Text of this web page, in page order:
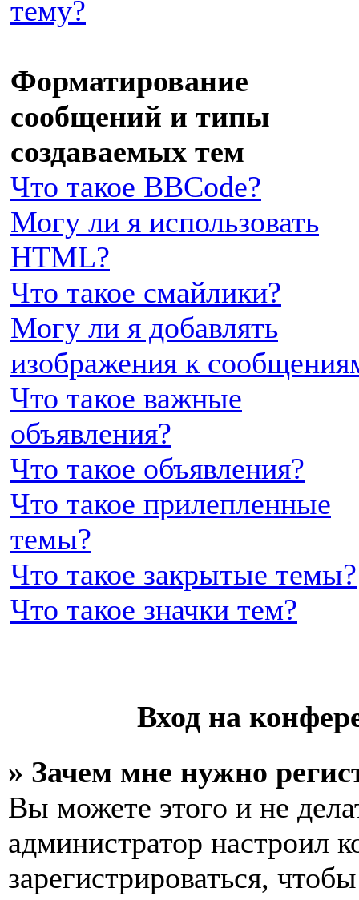
тему?
Форматирование
сообщений и типы
создаваемых тем
Что такое BBCode?
Могу ли я использовать
HTML?
Что такое смайлики?
Могу ли я добавлять
изображения к
Что такое важные
объявления?
Что такое объявления?
Что такое прилепленные
темы?
Что такое закрытые темы?
Что такое значки тем?
Вход на
» Зачем мне нужно
Вы можете этого и не
администратор
зарегистрироваться,